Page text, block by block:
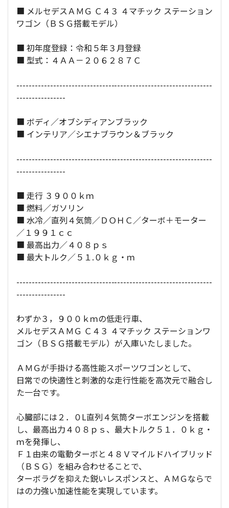
定員：
全長×全幅×全高：478 ×182
■ メルセデスＡＭＧ Ｃ４３ ４マチック ステーション
ワゴン（ＢＳＧ搭載モデル）
■ 初年度登録：令和５年３月登録
■ 型式：４ＡＡ－２０６２８７Ｃ
----------------------------------------------------------------
----------------
■ ボディ／オブシディアンブラック
■ インテリア／シエナブラウン＆ブラック
----------------------------------------------------------------
----------------
■ 走行 ３９００ｋｍ
■ 燃料／ガソリン
■ 水冷／直列４気筒／ＤＯＨＣ／ターボ＋モーター
／１９９１ｃｃ
■ 最高出力／４０８ｐｓ
■ 最大トルク／５１.０ｋｇ・ｍ
----------------------------------------------------------------
----------------
わずか３，９００ｋｍの低走行車、
メルセデスＡＭＧ Ｃ４３ ４マチック ステーションワ
ゴン（ＢＳＧ搭載モデル）が入庫いたしました。
ＡＭＧが手掛ける高性能スポーツワゴンとして、
日常での快適性と刺激的な走行性能を高次元で融合し
た一台です。
心臓部には２．０L直列４気筒ターボエンジンを搭載
し、最高出力４０８ｐｓ、最大トルク５１．０ｋｇ・
ｍを発揮し、
Ｆ１由来の電動ターボと４８Ｖマイルドハイブリッド
（ＢＳＧ）を組み合わせることで、
ターボラグを抑えた鋭いレスポンスと、ＡＭＧならで
はの力強い加速性能を実現しています。